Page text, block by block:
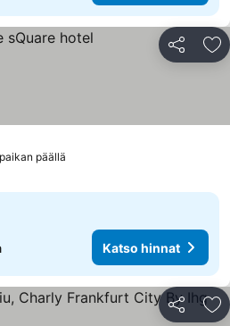
Jaa
päällä
Katso hinnat
Jaa